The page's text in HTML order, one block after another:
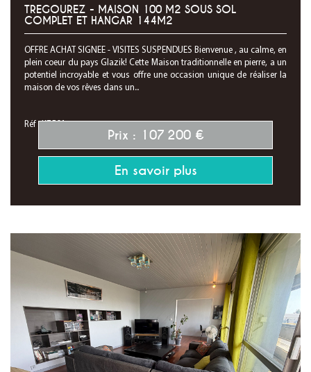
TREGOUREZ - MAISON 100 M2 SOUS SOL
COMPLET ET HANGAR 144M2
OFFRE ACHAT SIGNEE - VISITES SUSPENDUES Bienvenue , au calme, en
plein coeur du pays Glazik! Cette Maison traditionnelle en pierre, a un
potentiel incroyable et vous offre une occasion unique de réaliser la
maison de vos rêves dans un...
Réf : K7501
Prix : 107 200 €
En savoir plus